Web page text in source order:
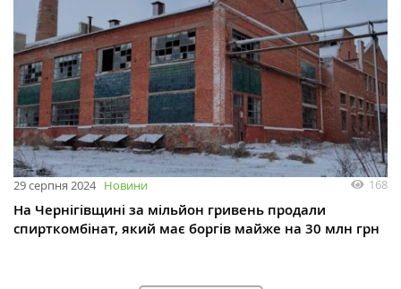
29 серпня 2024 Новини 168
На Чернігівщині за мільйон гривень продали
спирткомбінат, який має боргів майже на 30 млн грн